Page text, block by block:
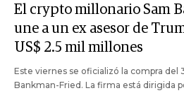
El crypto millonario Sam
une a un ex asesor de
US$ 2.5 mil millones
Este viernes se oficializó la compra del
Bankman-Fried. La firma está dirigida